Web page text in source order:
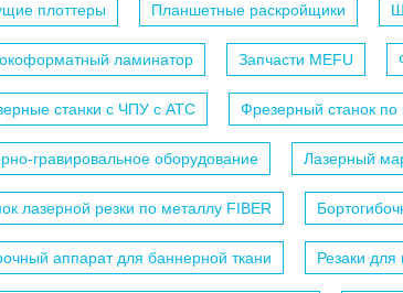
плоттеры Планшетные раскройщики
ламинатор Запчасти MEFU
станки с ЧПУ c АТС Фрезерный станок
гравировальное оборудование Лазерный
лазерной резки по металлу FIBER
аппарат для баннерной ткани Резаки для